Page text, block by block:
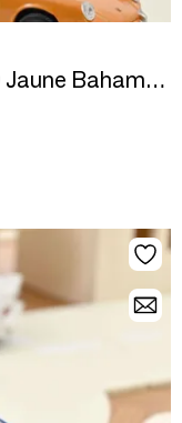
Voiture jouet Porsche 911 1969 Jaune Bahama Jet-car 1/43